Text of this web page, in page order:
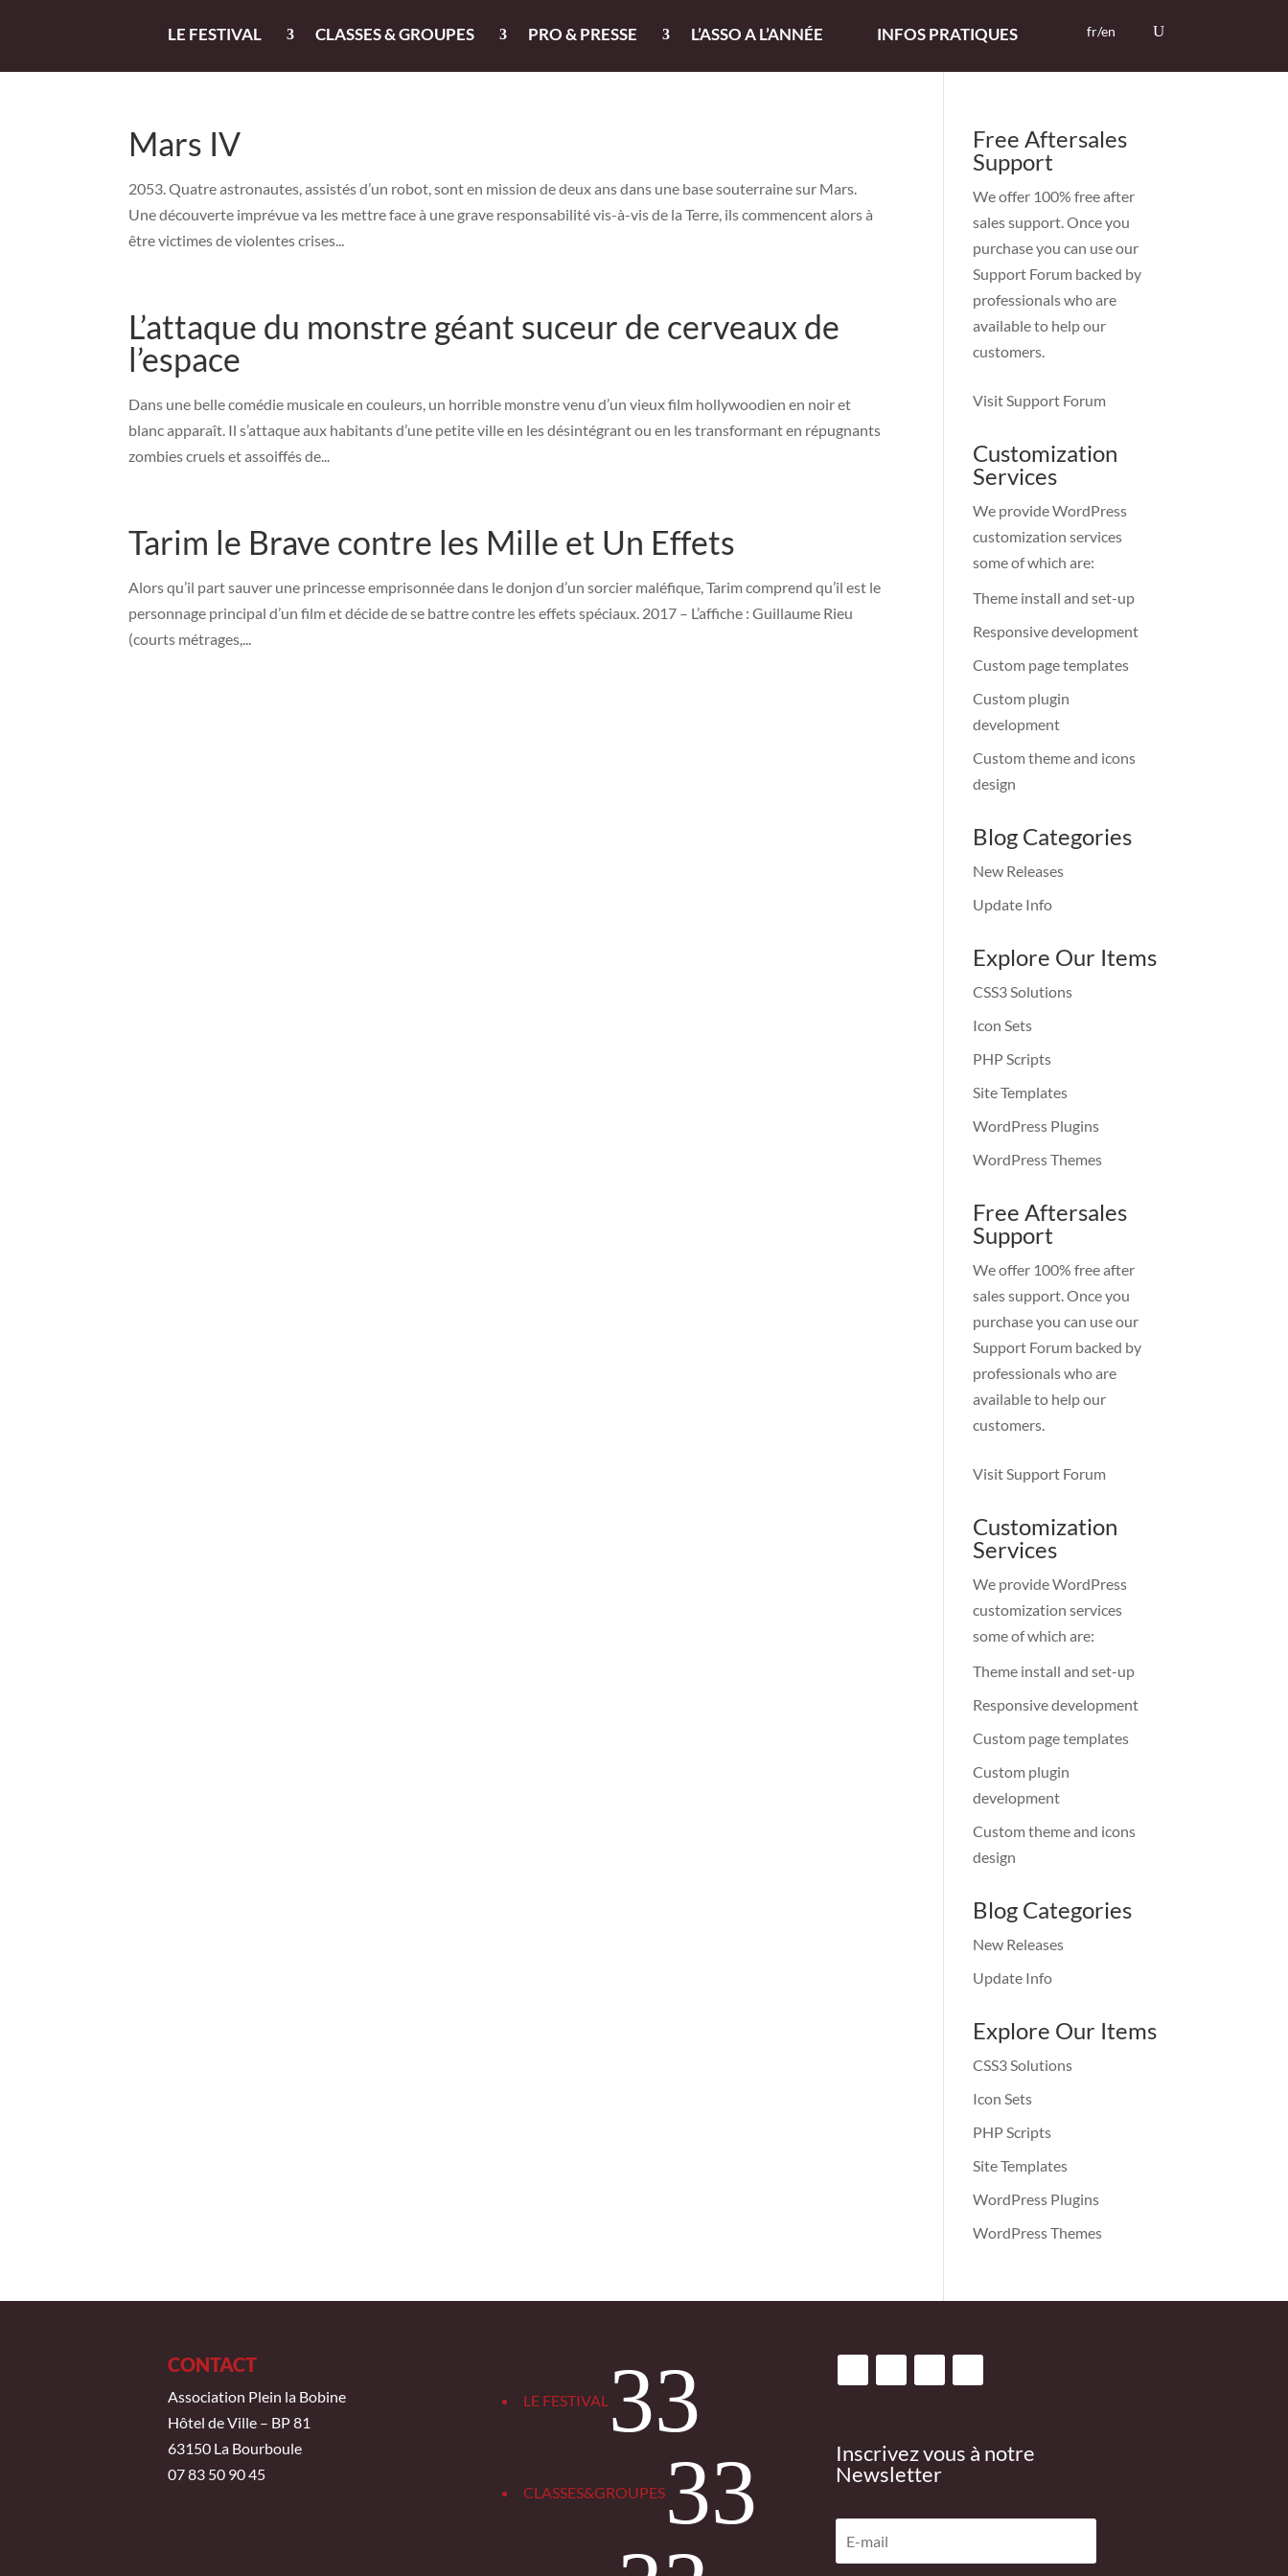
LE FESTIVAL CLASSES & GROUPES PRO & PRESSE L’ASSO A L’ANNÉE INFOS PRATIQUES fr/en
Mars IV
2053. Quatre astronautes, assistés d’un robot, sont en mission de deux ans dans une base souterraine sur Mars.
Une découverte imprévue va les mettre face à une grave responsabilité vis-à-vis de la Terre, ils commencent alors à
être victimes de violentes crises...
L’attaque du monstre géant suceur de cerveaux de
l’espace
Dans une belle comédie musicale en couleurs, un horrible monstre venu d’un vieux film hollywoodien en noir et
blanc apparaît. Il s’attaque aux habitants d’une petite ville en les désintégrant ou en les transformant en répugnants
zombies cruels et assoiffés de...
Tarim le Brave contre les Mille et Un Effets
Alors qu’il part sauver une princesse emprisonnée dans le donjon d’un sorcier maléfique, Tarim comprend qu’il est le
personnage principal d’un film et décide de se battre contre les effets spéciaux. 2017 – L’affiche : Guillaume Rieu
(courts métrages,...
Free Aftersales
Support
We offer 100% free after
sales support. Once you
purchase you can use our
Support Forum backed by
professionals who are
available to help our
customers.
Visit Support Forum
Customization
Services
We provide WordPress
customization services
some of which are:
Theme install and set-up
Responsive development
Custom page templates
Custom plugin
development
Custom theme and icons
design
Blog Categories
New Releases
Update Info
Explore Our Items
CSS3 Solutions
Icon Sets
PHP Scripts
Site Templates
WordPress Plugins
WordPress Themes
Free Aftersales
Support
We offer 100% free after
sales support. Once you
purchase you can use our
Support Forum backed by
professionals who are
available to help our
customers.
Visit Support Forum
Customization
Services
We provide WordPress
customization services
some of which are:
Theme install and set-up
Responsive development
Custom page templates
Custom plugin
development
Custom theme and icons
design
Blog Categories
New Releases
Update Info
Explore Our Items
CSS3 Solutions
Icon Sets
PHP Scripts
Site Templates
WordPress Plugins
WordPress Themes
CONTACT
Association Plein la Bobine
Hôtel de Ville – BP 81
63150 La Bourboule
07 83 50 90 45
LE FESTIVAL 3
CLASSES&GROUPES 3
Inscrivez vous à notre
Newsletter